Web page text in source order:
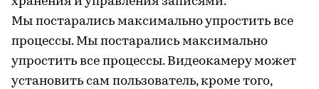
Мы постарались максимально упростить все
процессы. Мы постарались максимально
упростить все процессы. Видеокамеру может
установить сам пользователь, кроме того,